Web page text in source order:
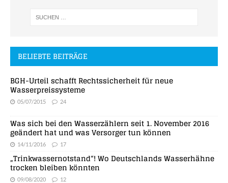
BELIEBTE BEITRÄGE
BGH-Urteil schafft Rechtssicherheit für neue
Wasserpreissysteme
05/07/2015 24
Was sich bei den Wasserzählern seit 1. November 2016
geändert hat und was Versorger tun können
14/11/2016 17
„Trinkwassernotstand“! Wo Deutschlands Wasserhähne
trocken bleiben könnten
09/08/2020 12